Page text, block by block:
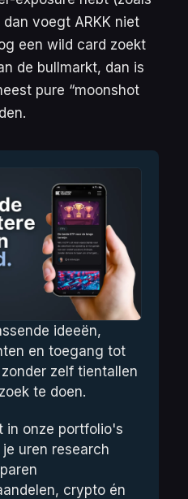
dan voegt ARKK niet
een wild card zoekt
de bullmarkt, dan is
pure “moonshot
ideeën,
en toegang tot
zelf tientallen
te doen.
in onze portfolio's
uren research
crypto én